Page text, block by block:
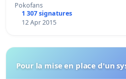
Pokofans
1 307 signatures
12 Apr 2015
Pour la mise en place d'un